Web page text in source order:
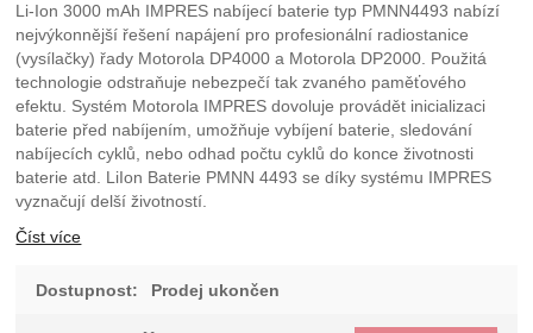
Li-Ion 3000 mAh IMPRES nabíjecí baterie typ PMNN4493 nabízí
nejvýkonnější řešení napájení pro profesionální radiostanice
(vysílačky) řady Motorola DP4000 a Motorola DP2000. Použitá
technologie odstraňuje nebezpečí tak zvaného paměťového
efektu. Systém Motorola IMPRES dovoluje provádět inicializaci
baterie před nabíjením, umožňuje vybíjení baterie, sledování
nabíjecích cyklů, nebo odhad počtu cyklů do konce životnosti
baterie atd. LiIon Baterie PMNN 4493 se díky systému IMPRES
vyznačují delší životností.
Číst více
Dostupnost: Prodej ukončen